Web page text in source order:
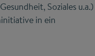
Soziales u.a.)
in ein